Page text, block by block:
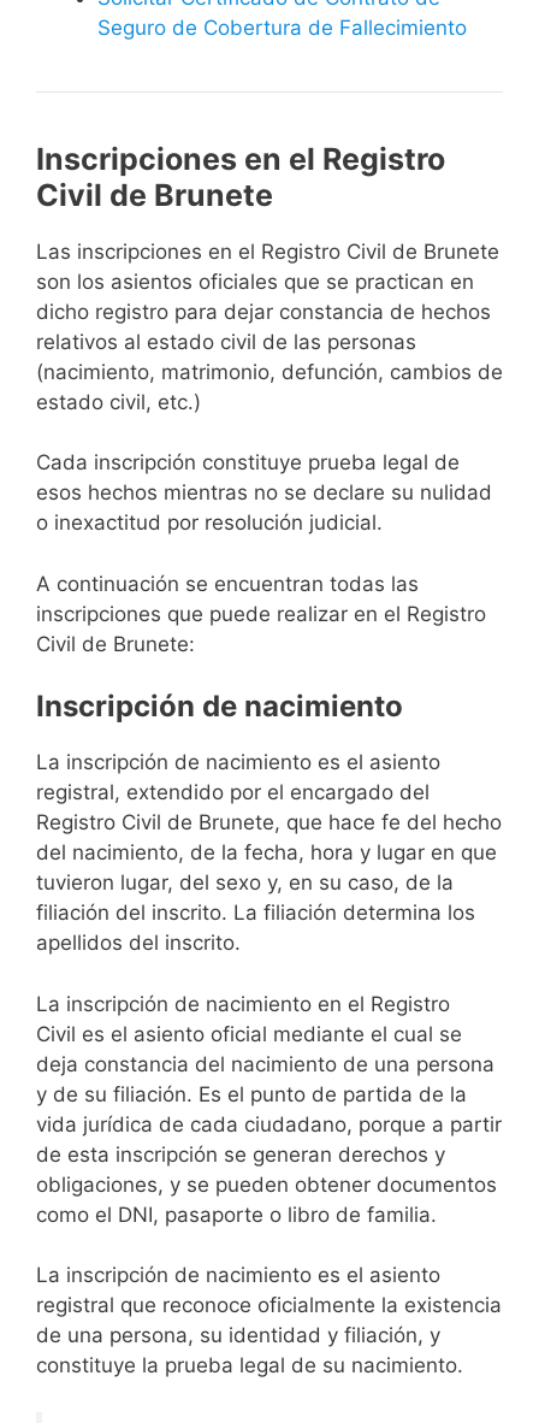
Seguro de Cobertura de Fallecimiento
Inscripciones en el Registro
Civil de Brunete
Las inscripciones en el Registro Civil de Brunete
son los asientos oficiales que se practican en
dicho registro para dejar constancia de hechos
relativos al estado civil de las personas
(nacimiento, matrimonio, defunción, cambios de
estado civil, etc.)
Cada inscripción constituye prueba legal de
esos hechos mientras no se declare su nulidad
o inexactitud por resolución judicial.
A continuación se encuentran todas las
inscripciones que puede realizar en el Registro
Civil de Brunete:
Inscripción de nacimiento
La inscripción de nacimiento es el asiento
registral, extendido por el encargado del
Registro Civil de Brunete, que hace fe del hecho
del nacimiento, de la fecha, hora y lugar en que
tuvieron lugar, del sexo y, en su caso, de la
filiación del inscrito. La filiación determina los
apellidos del inscrito.
La inscripción de nacimiento en el Registro
Civil es el asiento oficial mediante el cual se
deja constancia del nacimiento de una persona
y de su filiación. Es el punto de partida de la
vida jurídica de cada ciudadano, porque a partir
de esta inscripción se generan derechos y
obligaciones, y se pueden obtener documentos
como el DNI, pasaporte o libro de familia.
La inscripción de nacimiento es el asiento
registral que reconoce oficialmente la existencia
de una persona, su identidad y filiación, y
constituye la prueba legal de su nacimiento.